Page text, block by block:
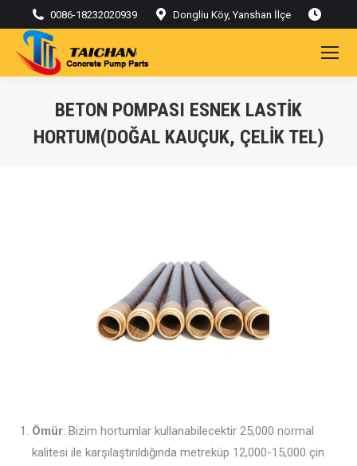
0086-18232020939 Dongliu Köy, Yanshan İlçe
BETON POMPASI ESNEK LASTIK
HORTUM(DOĞAL KAUÇUK, ÇELIK TEL)
Ömür: Bizim hortumlar kullanabilecektir 25,000 normal
kalitesi ile karşılaştırıldığında metreküp 12,000-15,000 çin